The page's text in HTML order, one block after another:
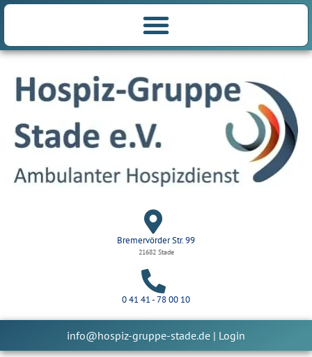
Bremervörder Str. 99
21682 Stade
0 41 41 - 78 00 10
info@hospiz-gruppe-stade.de | Login